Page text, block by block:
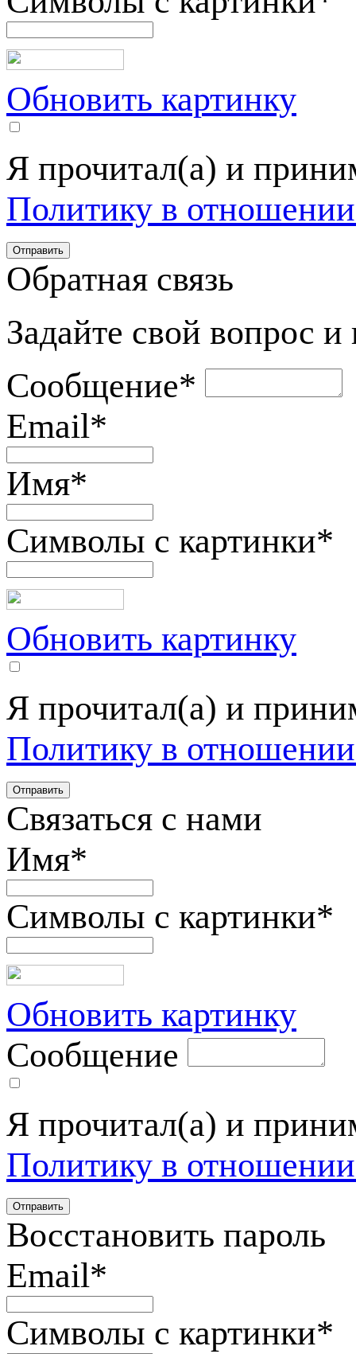
Обновить картинку
Я прочитал(а) и
Политику в
Обратная связь
Задайте свой вопрос
Сообщение*
Email*
Имя*
Символы с картинки*
Обновить картинку
Я прочитал(а) и
Политику в
Связаться с нами
Имя*
Символы с картинки*
Обновить картинку
Сообщение
Я прочитал(а) и
Политику в
Восстановить пароль
Email*
Символы с картинки*